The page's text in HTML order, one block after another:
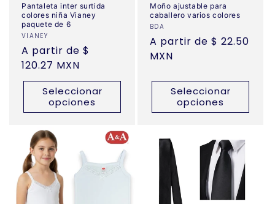
Pantaleta inter surtida
colores niña Vianey
paquete de 6
Proveedor:
VIANEY
Precio
habitual
A partir de $
120.27 MXN
Seleccionar
opciones
Moño ajustable para
caballero varios colores
Proveedor:
BDA
Precio
habitual
A partir de $ 22.50
MXN
Seleccionar
opciones